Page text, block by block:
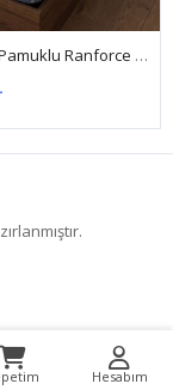
Pamuklu Tek Kişilik Düz Renk Lastikli Çarşaf Takımı Sarı
Hesabım